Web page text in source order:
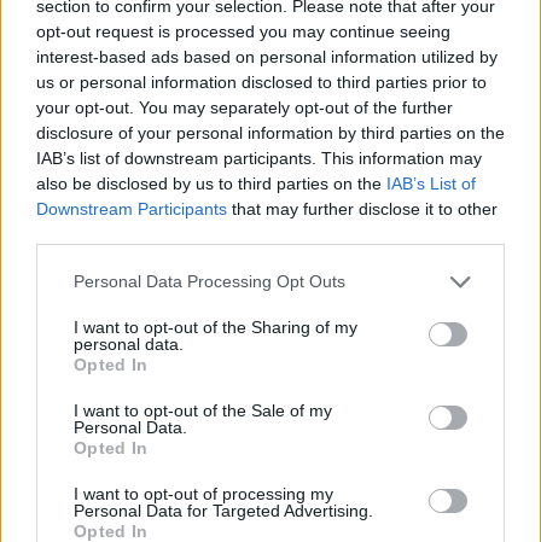
section to confirm your selection. Please note that after your
opt-out request is processed you may continue seeing
interest-based ads based on personal information utilized by
us or personal information disclosed to third parties prior to
your opt-out. You may separately opt-out of the further
disclosure of your personal information by third parties on the
IAB’s list of downstream participants. This information may
also be disclosed by us to third parties on the IAB’s List of
Downstream Participants that may further disclose it to other
Please note that this website/app uses one or more Google
not limited to your visit or usage behaviour. You may click to
grant or deny consent to Google and its third-party tags to
use your data for below specified purposes in below Google
consent section.
Personal Data Processing Opt Outs
I want to opt-out of the Sharing of my
personal data.
Opted In
I want to opt-out of the Sale of my
Personal Data.
Opted In
I want to opt-out of processing my
Personal Data for Targeted Advertising.
Opted In
AUTORE
Staff